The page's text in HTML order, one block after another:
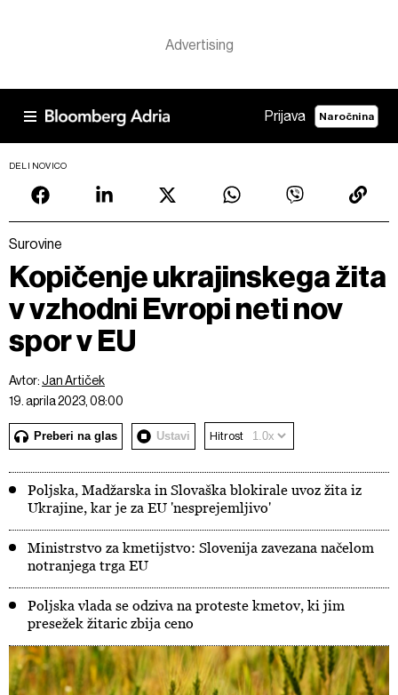
Prijava Naročnina
DELI NOVICO
Surovine
Kopičenje ukrajinskega žita
v vzhodni Evropi neti nov
spor v EU
Avtor:Jan Artiček
19. aprila 2023, 08:00
Preberi na glas Ustavi Hitrost
Poljska, Madžarska in Slovaška blokirale uvoz žita iz
Ukrajine, kar je za EU 'nesprejemljivo'
Ministrstvo za kmetijstvo: Slovenija zavezana načelom
notranjega trga EU
Poljska vlada se odziva na proteste kmetov, ki jim
presežek žitaric zbija ceno